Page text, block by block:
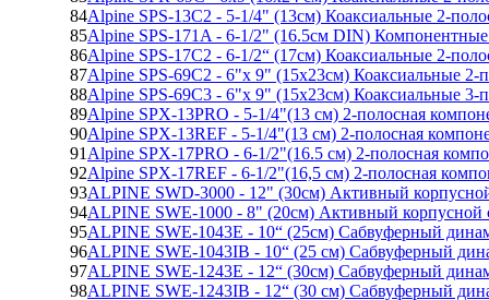
84Alpine SPS-13C2 - 5-1/4" (13см) Коаксиальные 2-
85Alpine SPS-171A - 6-1/2" (16.5см DIN)
86Alpine SPS-17C2 - 6-1/2“ (17см) Коаксиальные 2-
87Alpine SPS-69C2 - 6"x 9" (15x23см) Коаксиальные 2-
88Alpine SPS-69C3 - 6"x 9" (15x23см) Коаксиальные
89Alpine SPX-13PRO - 5-1/4"(13 см) 2-полосная
90Alpine SPX-13REF - 5-1/4"(13 см) 2-полосная
91 Alpine SPX-17PRO - 6-1/2"(16.5 см) 2-полосная
92Alpine SPX-17REF - 6-1/2"(16,5 см) 2-полосная
93ALPINE SWD-3000 - 12" (30см) Активный
94ALPINE SWE-1000 - 8" (20см) Активный корпусной
95ALPINE SWE-1043E - 10“ (25см) Сабвуферный
96ALPINE SWE-1043IB - 10“ (25 см) Сабвуферный
97ALPINE SWE-1243E - 12“ (30см) Сабвуферный
98ALPINE SWE-1243IB - 12“ (30 см) Сабвуферный